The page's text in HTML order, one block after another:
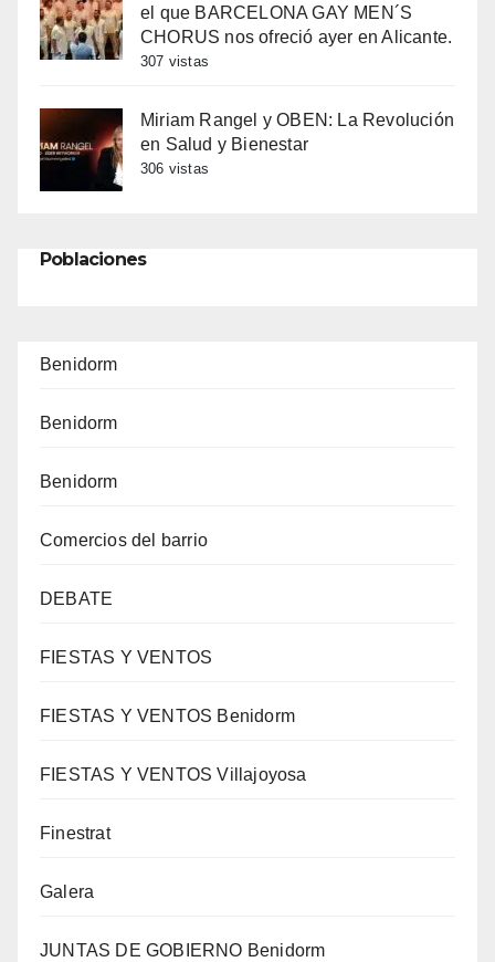
el que BARCELONA GAY MEN´S
CHORUS nos ofreció ayer en Alicante.
307 vistas
Miriam Rangel y OBEN: La Revolución
en Salud y Bienestar
306 vistas
Poblaciones
Benidorm
Benidorm
Benidorm
Comercios del barrio
DEBATE
FIESTAS Y VENTOS
FIESTAS Y VENTOS Benidorm
FIESTAS Y VENTOS Villajoyosa
Finestrat
Galera
JUNTAS DE GOBIERNO Benidorm